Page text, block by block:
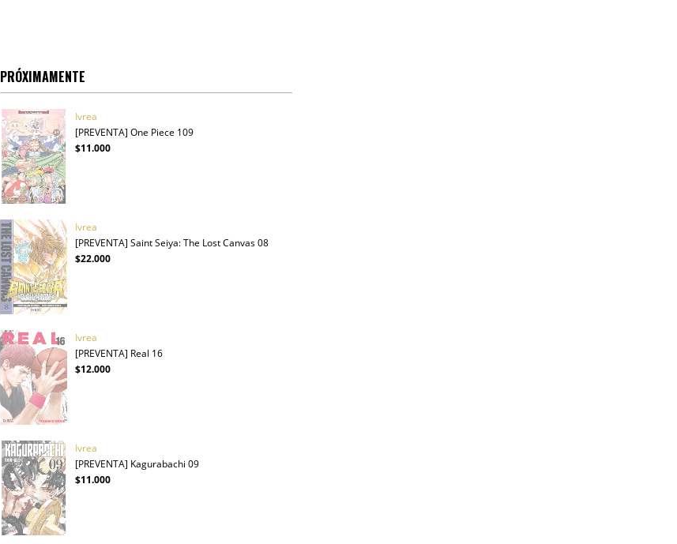
PRÓXIMAMENTE
Ivrea
[PREVENTA] One Piece 109
$11.000
Ivrea
[PREVENTA] Saint Seiya: The Lost Canvas 08
$22.000
Ivrea
[PREVENTA] Real 16
$12.000
Ivrea
[PREVENTA] Kagurabachi 09
$11.000